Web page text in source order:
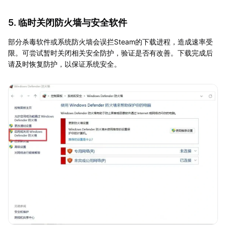
5. 临时关闭防火墙与安全软件
部分杀毒软件或系统防火墙会误拦Steam的下载进程，造成速率受
限。可尝试暂时关闭相关安全防护，验证是否有改善。下载完成后
请及时恢复防护，以保证系统安全。